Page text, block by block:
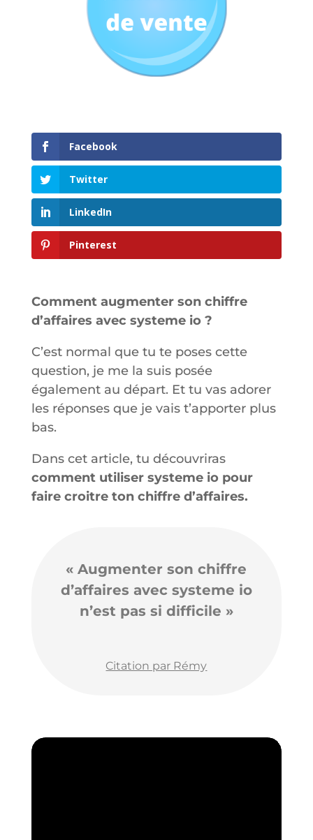
Facebook
Twitter
LinkedIn
Pinterest
Comment augmenter son chiffre
d’affaires avec systeme io ?
C’est normal que tu te poses cette
question, je me la suis posée
également au départ. Et tu vas adorer
les réponses que je vais t’apporter plus
bas.
Dans cet article, tu découvriras
comment utiliser systeme io pour
faire croitre ton chiffre d’affaires.
« Augmenter son chiffre
d’affaires avec systeme io
n’est pas si difficile »
Citation par Rémy